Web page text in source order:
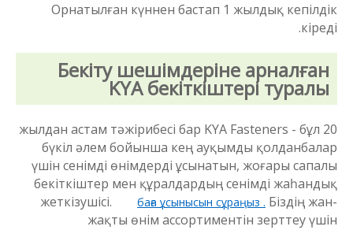
Орнатылған күннен бастап 1 жылдық кепілдік
кіреді.
Бекіту шешімдеріне арналған
KYA бекіткіштері туралы
20 жылдан астам тәжірибесі бар KYA Fasteners - бұл
бүкіл әлем бойынша кең ауқымды қолданбалар
үшін сенімді өнімдерді ұсынатын, жоғары сапалы
бекіткіштер мен құралдардың сенімді жаһандық
жеткізушісі. баға ұсынысын сұраңыз . Біздің жан-
жақты өнім ассортиментін зерттеу үшін